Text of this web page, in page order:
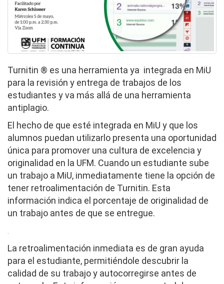
Turnitin ® es una herramienta ya integrada en MiU
para la revisión y entrega de trabajos de los
estudiantes y va más allá de una herramienta
antiplagio.
El hecho de que esté integrada en MiU y que los
alumnos puedan utilizarlo presenta una oportunidad
única para promover una cultura de excelencia y
originalidad en la UFM. Cuando un estudiante sube
un trabajo a MiU, inmediatamente tiene la opción de
tener retroalimentación de Turnitin. Esta
información indica el porcentaje de originalidad de
un trabajo antes de que se entregue.
.
La retroalimentación inmediata es de gran ayuda
para el estudiante, permitiéndole descubrir la
calidad de su trabajo y autocorregirse antes de